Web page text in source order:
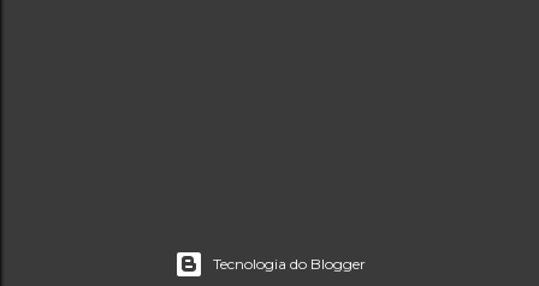
Tecnologia do Blogger